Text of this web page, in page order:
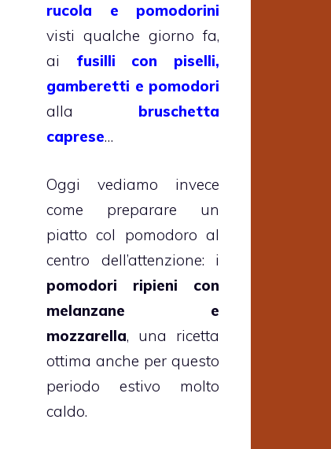
rucola e pomodorini
visti qualche giorno fa,
ai fusilli con piselli,
gamberetti e pomodori
alla bruschetta
caprese…
Oggi vediamo invece
come preparare un
piatto col pomodoro al
centro dell’attenzione: i
pomodori ripieni con
melanzane e
mozzarella, una ricetta
ottima anche per questo
periodo estivo molto
caldo.